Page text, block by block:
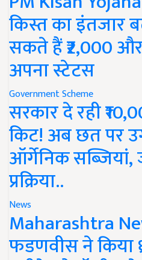
किस्त का इंतजार
सकते हैं ₹2,000
अपना स्टेटस
Government Scheme
सरकार दे रही
किट! अब छत पर
ऑर्गेनिक
प्रक्रिया..
News
Maharashtra
फडणवीस ने किया